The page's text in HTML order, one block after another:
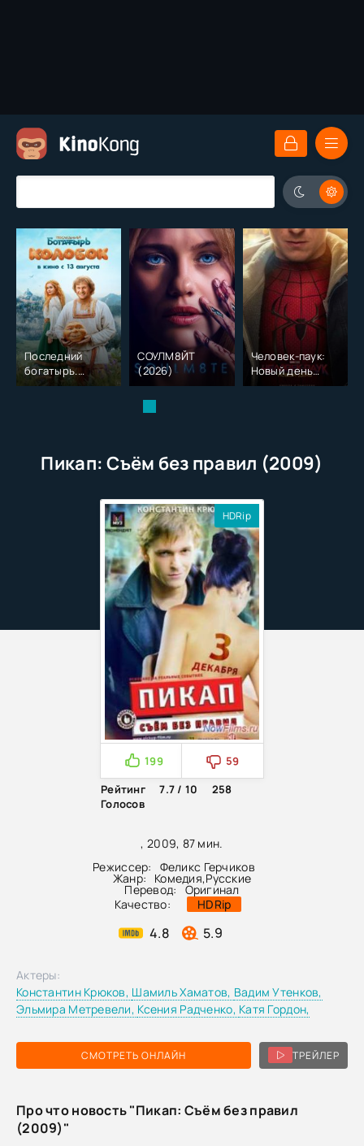
Последний
богатырь.
Колобок (2026)
СОУЛМ8ЙТ
(2026)
Человек-паук:
Новый день
(2026)
Пикап: Съём без правил (2009)
, 2009, 87 мин.
Режиссер:
Феликс Герчиков
Жанр: Комедия,Русские
Перевод:
Оригинал
Качество:
HDRip
4.8 5.9
HDRip
199
59
Рейтинг
7.7 / 10
258
Голосов
СМОТРЕТЬ ОНЛАЙН ТРЕЙЛЕР
Актеры:
Константин Крюков, Шамиль Хаматов, Вадим Утенков,
Эльмира Метревели, Ксения Радченко, Катя Гордон,
Про что новость "Пикап: Съём без правил
(2009)"